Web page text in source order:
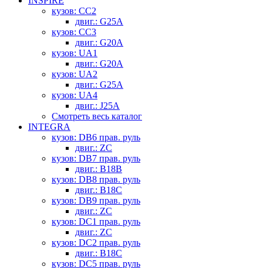
кузов: CC2
двиг.: G25A
кузов: CC3
двиг.: G20A
кузов: UA1
двиг.: G20A
кузов: UA2
двиг.: G25A
кузов: UA4
двиг.: J25A
Смотреть весь каталог
INTEGRA
кузов: DB6 прав. руль
двиг.: ZC
кузов: DB7 прав. руль
двиг.: B18B
кузов: DB8 прав. руль
двиг.: B18C
кузов: DB9 прав. руль
двиг.: ZC
кузов: DC1 прав. руль
двиг.: ZC
кузов: DC2 прав. руль
двиг.: B18C
кузов: DC5 прав. руль